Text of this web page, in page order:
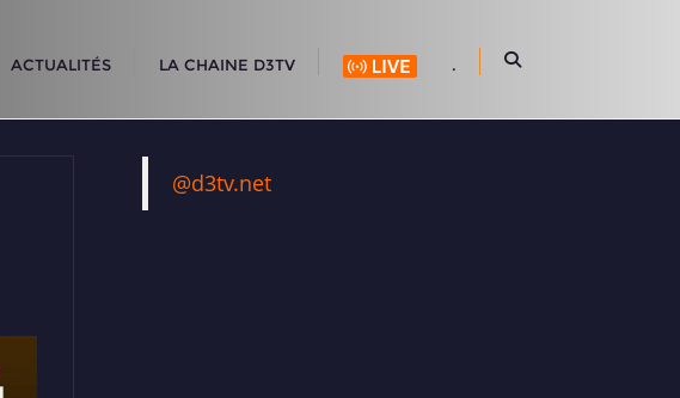
ACTUALITÉS LA CHAINE D3TV .
@d3tv.net